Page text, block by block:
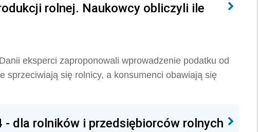
rolnej. Naukowcy obliczyli ile
eksperci zaproponowali wprowadzenie podatku od
sprzeciwiają się rolnicy, a konsumenci obawiają się
dla rolników i przedsiębiorców rolnych